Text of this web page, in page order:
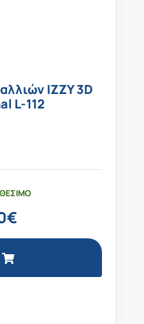
IZZY 3D
L-112
€